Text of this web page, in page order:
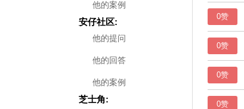
他的案例
安仔社区:
他的提问
他的回答
他的案例
芝士角:
0赞
0赞
0赞
0赞